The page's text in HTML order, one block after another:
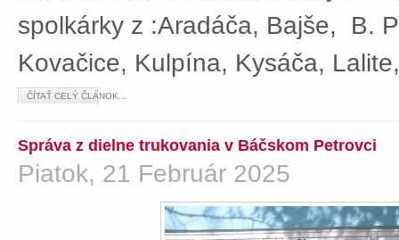
spolkárky z :Aradáča, Bajše, B.
Kovačice, Kulpína, Kysáča,
ČÍTAŤ CELÝ ČLÁNOK...
Správa z dielne trukovania v Báčskom Petrovci
Piatok, 21 Február 2025